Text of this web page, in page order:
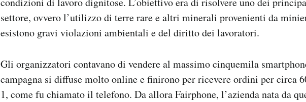
settore, ovvero l’utilizzo di terre rare e altri minerali provenienti da
esistono gravi violazioni ambientali e del diritto dei lavoratori.
Gli organizzatori contavano di vendere al massimo cinquemila
campagna si diffuse molto online e finirono per ricevere ordini per circa
1, come fu chiamato il telefono. Da allora Fairphone, l’azienda nata da